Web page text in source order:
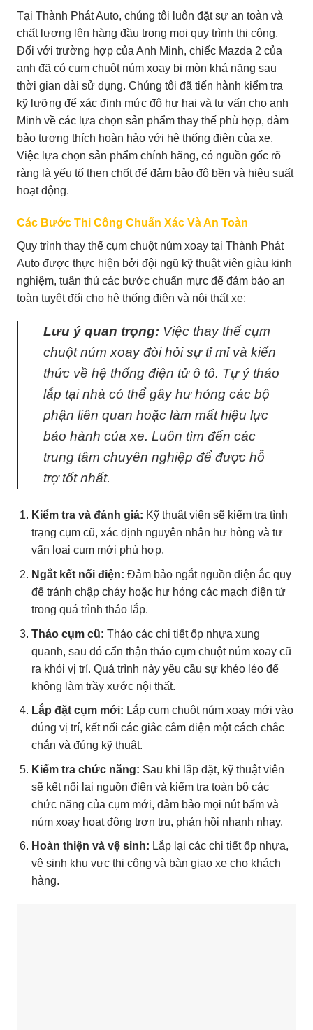
Tại Thành Phát Auto, chúng tôi luôn đặt sự an toàn và
chất lượng lên hàng đầu trong mọi quy trình thi công.
Đối với trường hợp của Anh Minh, chiếc Mazda 2 của
anh đã có cụm chuột núm xoay bị mòn khá nặng sau
thời gian dài sử dụng. Chúng tôi đã tiến hành kiểm tra
kỹ lưỡng để xác định mức độ hư hại và tư vấn cho anh
Minh về các lựa chọn sản phẩm thay thế phù hợp, đảm
bảo tương thích hoàn hảo với hệ thống điện của xe.
Việc lựa chọn sản phẩm chính hãng, có nguồn gốc rõ
ràng là yếu tố then chốt để đảm bảo độ bền và hiệu suất
hoạt động.
Các Bước Thi Công Chuẩn Xác Và An Toàn
Quy trình thay thế cụm chuột núm xoay tại Thành Phát
Auto được thực hiện bởi đội ngũ kỹ thuật viên giàu kinh
nghiệm, tuân thủ các bước chuẩn mực để đảm bảo an
toàn tuyệt đối cho hệ thống điện và nội thất xe:
Lưu ý quan trọng: Việc thay thế cụm
chuột núm xoay đòi hỏi sự tỉ mỉ và kiến
thức về hệ thống điện tử ô tô. Tự ý tháo
lắp tại nhà có thể gây hư hỏng các bộ
phận liên quan hoặc làm mất hiệu lực
bảo hành của xe. Luôn tìm đến các
trung tâm chuyên nghiệp để được hỗ
trợ tốt nhất.
Kiểm tra và đánh giá: Kỹ thuật viên sẽ kiểm tra tình
trạng cụm cũ, xác định nguyên nhân hư hỏng và tư
vấn loại cụm mới phù hợp.
Ngắt kết nối điện: Đảm bảo ngắt nguồn điện ắc quy
để tránh chập cháy hoặc hư hỏng các mạch điện tử
trong quá trình tháo lắp.
Tháo cụm cũ: Tháo các chi tiết ốp nhựa xung
quanh, sau đó cẩn thận tháo cụm chuột núm xoay cũ
ra khỏi vị trí. Quá trình này yêu cầu sự khéo léo để
không làm trầy xước nội thất.
Lắp đặt cụm mới: Lắp cụm chuột núm xoay mới vào
đúng vị trí, kết nối các giắc cắm điện một cách chắc
chắn và đúng kỹ thuật.
Kiểm tra chức năng: Sau khi lắp đặt, kỹ thuật viên
sẽ kết nối lại nguồn điện và kiểm tra toàn bộ các
chức năng của cụm mới, đảm bảo mọi nút bấm và
núm xoay hoạt động trơn tru, phản hồi nhanh nhạy.
Hoàn thiện và vệ sinh: Lắp lại các chi tiết ốp nhựa,
vệ sinh khu vực thi công và bàn giao xe cho khách
hàng.